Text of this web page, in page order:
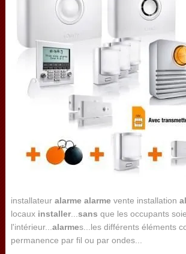
installateur alarme alarmevente installation
locaux installer... sans que les occupants
l'intérieur... alarmes...les différents éléments
permanence par fil ou par ondes...